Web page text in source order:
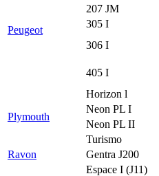
Peugeot
207 JM
305 I
306 I
405 I
Plymouth
Horizon l
Neon PL I
Neon PL II
Turismo
Ravon
Gentra J200
Espace I (J11)